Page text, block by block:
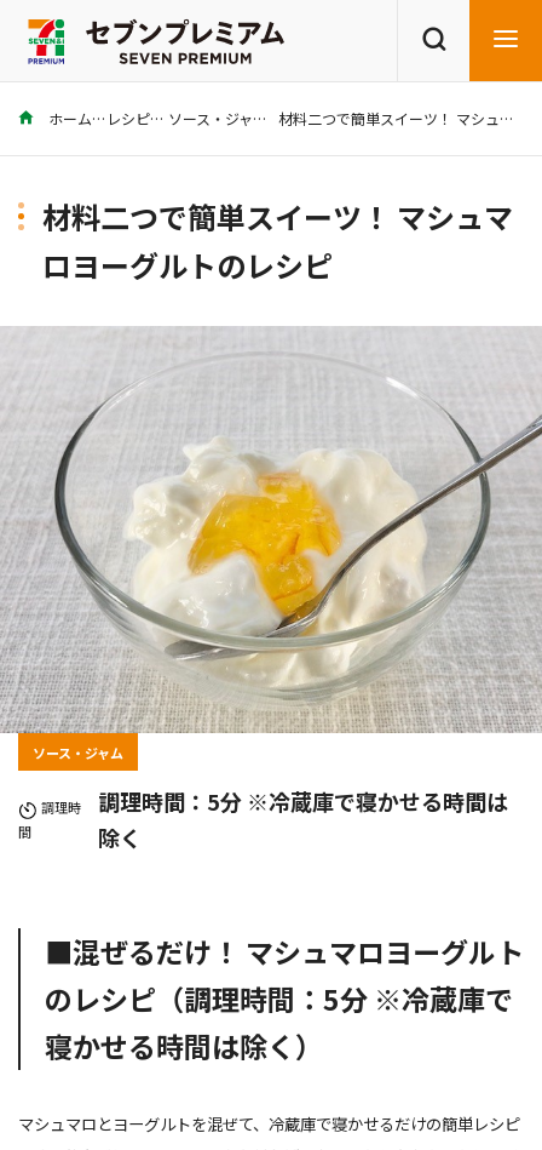
商品を探す レシピを探す
ホーム レシピ ソース・ジャム 材料二つで簡単スイーツ！ マシュマロヨーグルトのレシピ
材料二つで簡単スイーツ！ マシュマ
ロヨーグルトのレシピ
ソース・ジャム
調理時
間
調理時間：5分 ※冷蔵庫で寝かせる時間は
除く
■混ぜるだけ！ マシュマロヨーグルト
のレシピ（調理時間：5分 ※冷蔵庫で
寝かせる時間は除く）
マシュマロとヨーグルトを混ぜて、冷蔵庫で寝かせるだけの簡単レシピ